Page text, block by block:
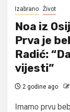
Izabrano Život
Noa iz
Prva je
Radić:
vijesti”
2 godine ago
Imamo prvu